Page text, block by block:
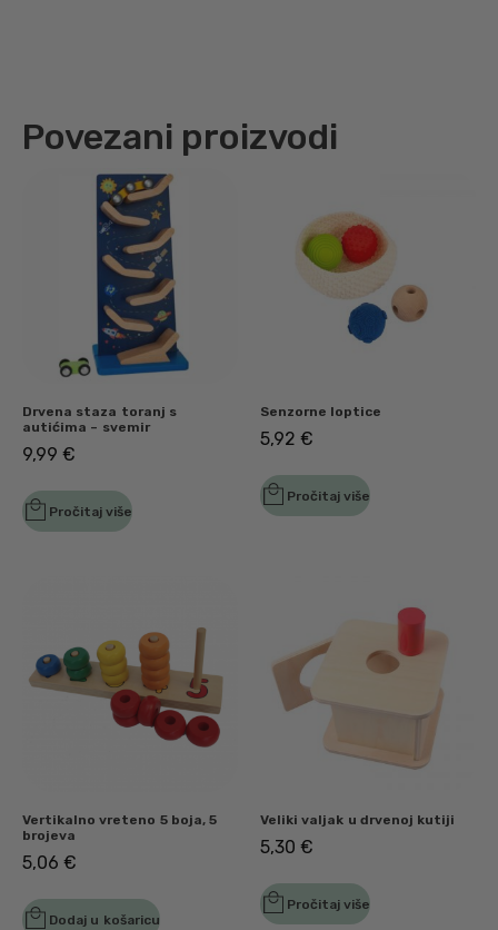
Povezani proizvodi
Drvena staza toranj s
autićima – svemir
9,99€
Pročitaj više
Senzorne loptice
5,92€
Pročitaj više
Vertikalno vreteno 5 boja, 5
brojeva
5,06€
Dodaj u košaricu
Veliki valjak u drvenoj kutiji
5,30€
Pročitaj više